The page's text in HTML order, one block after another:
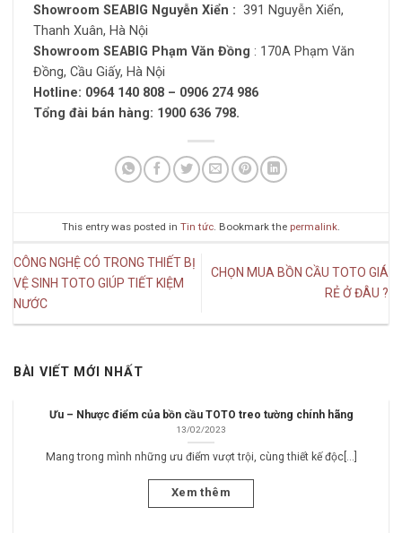
Showroom SEABIG Nguyễn Xiển : 391 Nguyễn Xiển,
Thanh Xuân, Hà Nội
Showroom SEABIG Phạm Văn Đồng : 170A Phạm Văn
Đồng, Cầu Giấy, Hà Nội
Hotline: 0964 140 808 – 0906 274 986
Tổng đài bán hàng: 1900 636 798.
This entry was posted in Tin tức. Bookmark the permalink.
CÔNG NGHỆ CÓ TRONG THIẾT BỊ
VỆ SINH TOTO GIÚP TIẾT KIỆM
NƯỚC
CHỌN MUA BỒN CẦU TOTO GIÁ
RẺ Ở ĐÂU ?
BÀI VIẾT MỚI NHẤT
Ưu – Nhược điểm của bồn cầu TOTO treo tường chính hãng
13/02/2023
Mang trong mình những ưu điểm vượt trội, cùng thiết kế độc[...]
Xem thêm